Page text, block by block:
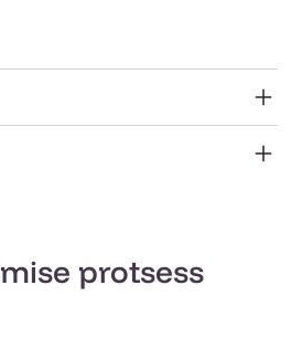
protsess